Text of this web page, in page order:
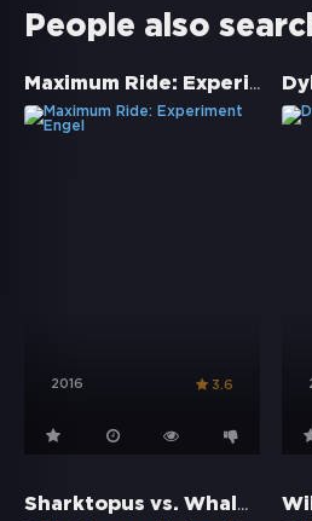
People also
Maximum Ride: Experiment Engel
2016 3.6
Sharktopus vs. Whalewolf